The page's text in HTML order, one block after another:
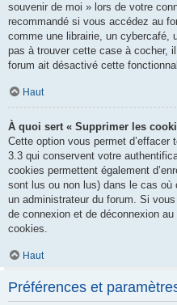
souvenir de moi » lors de votre
recommandé si vous accédez au
comme une librairie, un cybercafé,
pas à trouver cette case à cocher,
forum ait désactivé cette
Haut
À quoi sert « Supprimer les
Cette option vous permet
3.3 qui conservent votre
cookies permettent également
sont lus ou non lus) dans le cas
un administrateur du forum. Si
de connexion et de déconnexion
cookies.
Haut
Préférences et